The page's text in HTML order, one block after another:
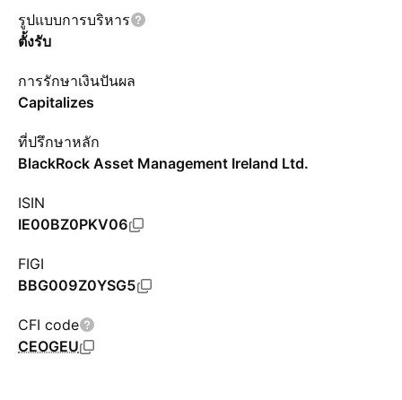
รูปแบบการบริหาร
ตั้งรับ
การรักษาเงินปันผล
Capitalizes
ที่ปรึกษาหลัก
BlackRock Asset Management Ireland Ltd.
ISIN
IE00BZ0PKV06
FIGI
BBG009Z0YSG5
CFI code
CEOGEU